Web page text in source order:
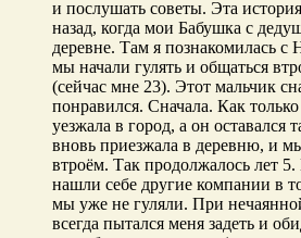
и послушать советы. Эта
назад, когда мои Бабушка с
деревне. Там я познакомилась с
мы начали гулять и общаться
(сейчас мне 23). Этот мальчик
понравился. Сначала. Как только
уезжала в город, а он
вновь приезжала в деревню, и
втроём. Так продолжалось лет
нашли себе другие компании в
мы уже не гуляли. При
всегда пытался меня задеть и